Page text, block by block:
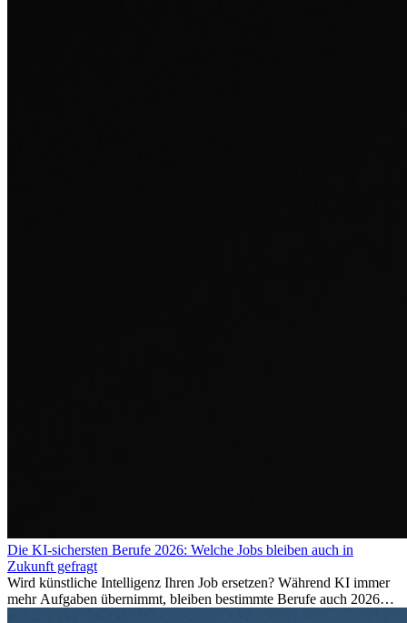
Die KI-sichersten Berufe 2026: Welche Jobs bleiben auch in
Zukunft gefragt
Wird künstliche Intelligenz Ihren Job ersetzen? Während KI immer
mehr Aufgaben übernimmt, bleiben bestimmte Berufe auch 2026